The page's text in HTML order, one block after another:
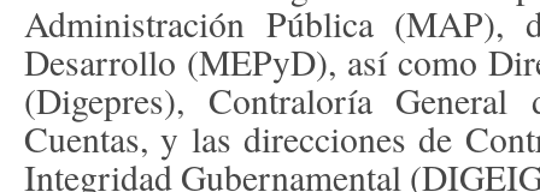
Administración Pública (MAP),
Desarrollo (MEPyD), así como
(Digepres), Contraloría
Cuentas, y las direcciones de
Integridad Gubernamental